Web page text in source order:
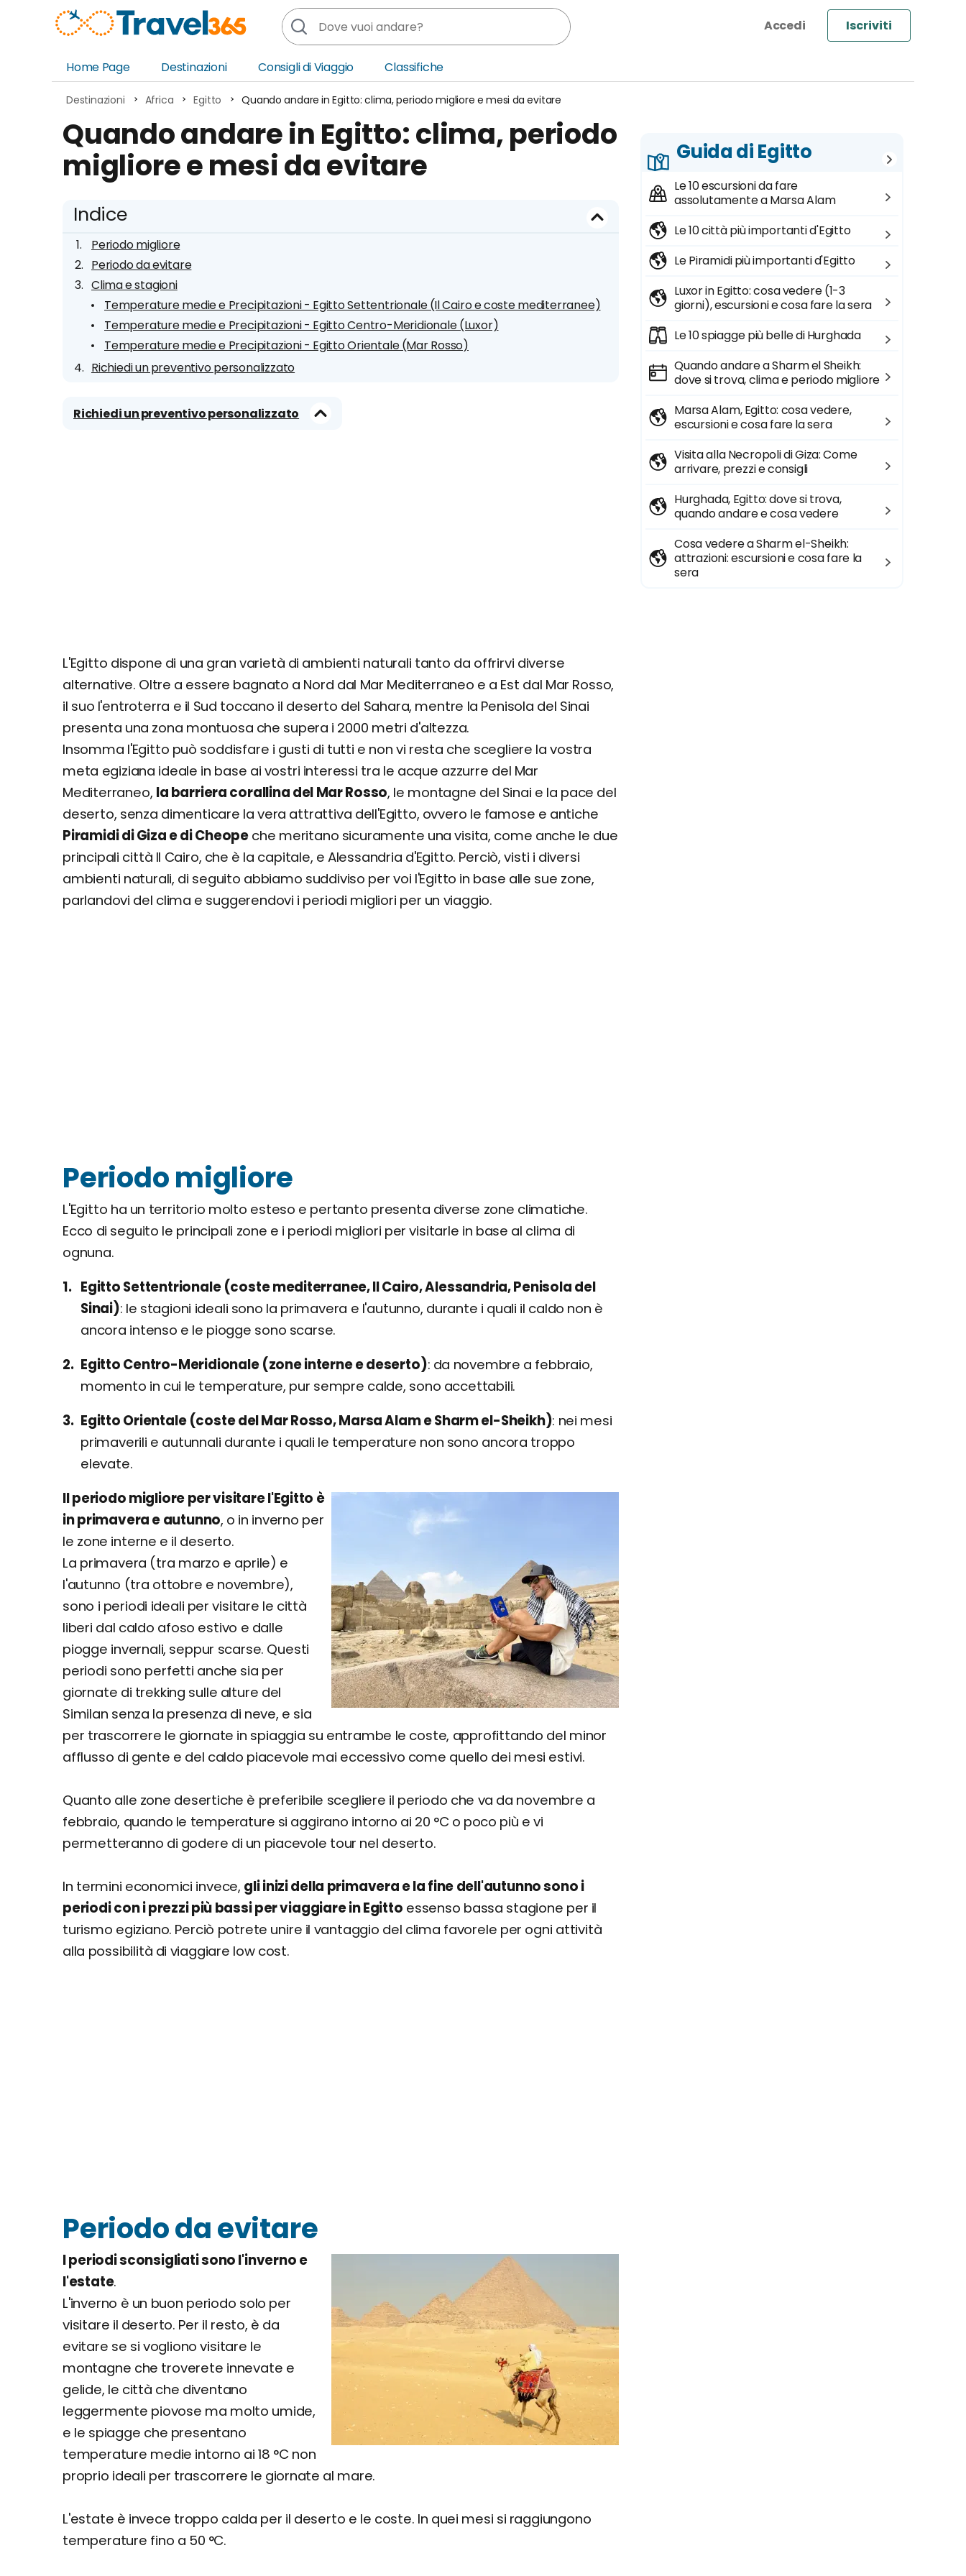
Iscriviti
Home Page
Destinazioni
Asia
Oceania
Nord America
America Centrale
Sud America
Medio Oriente
Consigli di Viaggio Classifiche
Destinazioni Africa Egitto Quando andare in Egitto: clima, periodo migliore e mesi da evitare
Quando andare in Egitto: clima, periodo
migliore e mesi da evitare
Indice
Periodo migliore
Periodo da evitare
Clima e stagioni
Temperature medie e Precipitazioni - Egitto Settentrionale (Il Cairo e coste mediterranee)
Temperature medie e Precipitazioni - Egitto Centro-Meridionale (Luxor)
Temperature medie e Precipitazioni - Egitto Orientale (Mar Rosso)
Richiedi un preventivo personalizzato
Richiedi un preventivo personalizzato
L'Egitto dispone di una gran varietà di ambienti naturali tanto da offrirvi diverse
alternative. Oltre a essere bagnato a Nord dal Mar Mediterraneo e a Est dal Mar Rosso,
il suo l'entroterra e il Sud toccano il deserto del Sahara, mentre la Penisola del Sinai
presenta una zona montuosa che supera i 2000 metri d'altezza.
Insomma l'Egitto può soddisfare i gusti di tutti e non vi resta che scegliere la vostra
meta egiziana ideale in base ai vostri interessi tra le acque azzurre del Mar
Mediterraneo, la barriera corallina del Mar Rosso, le montagne del Sinai e la pace del
deserto, senza dimenticare la vera attrattiva dell'Egitto, ovvero le famose e antiche
Piramidi di Giza e di Cheopeche meritano sicuramente una visita, come anche le due
principali città Il Cairo, che è la capitale, e Alessandria d'Egitto. Perciò, visti i diversi
ambienti naturali, di seguito abbiamo suddiviso per voi l'Egitto in base alle sue zone,
parlandovi del clima e suggerendovi i periodi migliori per un viaggio.
Periodo migliore
L'Egitto ha un territorio molto esteso e pertanto presenta diverse zone climatiche.
Ecco di seguito le principali zone e i periodi migliori per visitarle in base al clima di
ognuna.
Egitto Settentrionale (coste mediterranee, Il Cairo, Alessandria, Penisola del
Sinai) le stagioni ideali sono la primavera e l'autunno, durante i quali il caldo non è
ancora intenso e le piogge sono scarse.
Egitto Centro-Meridionale (zone interne e deserto) da novembre a febbraio,
momento in cui le temperature, pur sempre calde, sono accettabili.
Egitto Orientale (coste del Mar Rosso, Marsa Alam e Sharm el-Sheikh) nei mesi
primaverili e autunnali durante i quali le temperature non sono ancora troppo
elevate.
Il periodo migliore per visitare l'Egitto è
in primavera e autunno, o in inverno per
le zone interne e il deserto.
La primavera (tra marzo e aprile) e
l'autunno (tra ottobre e novembre),
sono i periodi ideali per visitare le città
liberi dal caldo afoso estivo e dalle
piogge invernali, seppur scarse. Questi
periodi sono perfetti anche sia per
giornate di trekking sulle alture del
Similan senza la presenza di neve, e sia
per trascorrere le giornate in spiaggia su entrambe le coste, approfittando del minor
afflusso di gente e del caldo piacevole mai eccessivo come quello dei mesi estivi.
Quanto alle zone desertiche è preferibile scegliere il periodo che va da novembre a
febbraio, quando le temperature si aggirano intorno ai 20 °C o poco più e vi
permetteranno di godere di un piacevole tour nel deserto.
In termini economici invece, gli inizi della primavera e la fine dell'autunno sono i
periodi con i prezzi più bassi per viaggiare in Egitto essenso bassa stagione per il
turismo egiziano. Perciò potrete unire il vantaggio del clima favorele per ogni attività
alla possibilità di viaggiare low cost.
Periodo da evitare
I periodi sconsigliati sono l'inverno e
l'estate.
L'inverno è un buon periodo solo per
visitare il deserto. Per il resto, è da
evitare se si vogliono visitare le
montagne che troverete innevate e
gelide, le città che diventano
leggermente piovose ma molto umide,
e le spiagge che presentano
temperature medie intorno ai 18 °C non
proprio ideali per trascorrere le giornate al mare.
L'estate è invece troppo calda per il deserto e le coste. In quei mesi si raggiungono
temperature fino a 50 °C.
Guida di Egitto
Le 10 escursioni da fare
assolutamente a Marsa Alam
Le 10 città più importanti d'Egitto
Le Piramidi più importanti d'Egitto
Luxor in Egitto: cosa vedere (1-3
giorni), escursioni e cosa fare la sera
Le 10 spiagge più belle di Hurghada
Quando andare a Sharm el Sheikh:
dove si trova, clima e periodo migliore
Marsa Alam, Egitto: cosa vedere,
escursioni e cosa fare la sera
Visita alla Necropoli di Giza: Come
arrivare, prezzi e consigli
Hurghada, Egitto: dove si trova,
quando andare e cosa vedere
Cosa vedere a Sharm el-Sheikh:
attrazioni: escursioni e cosa fare la
sera